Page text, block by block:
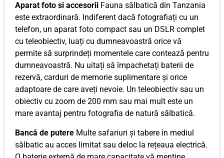
Aparat foto si accesorii Fauna sălbatică din Tanzania
este extraordinară. Indiferent dacă fotografiați cu un
telefon, un aparat foto compact sau un DSLR complet
cu teleobiectiv, luați cu dumneavoastră orice vă
permite să surprindeți momentele care contează pentru
dumneavoastră. Nu uitați să împachetați baterii de
rezervă, carduri de memorie suplimentare și orice
adaptoare de care aveți nevoie. Un teleobiectiv sau un
obiectiv cu zoom de 200 mm sau mai mult este un
mare avantaj pentru fotografia de natură sălbatică.
Bancă de putere Multe safariuri și tabere în mediul
sălbatic au acces limitat sau deloc la rețeaua electrică.